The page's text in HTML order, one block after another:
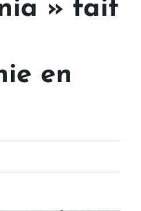
» fait
en